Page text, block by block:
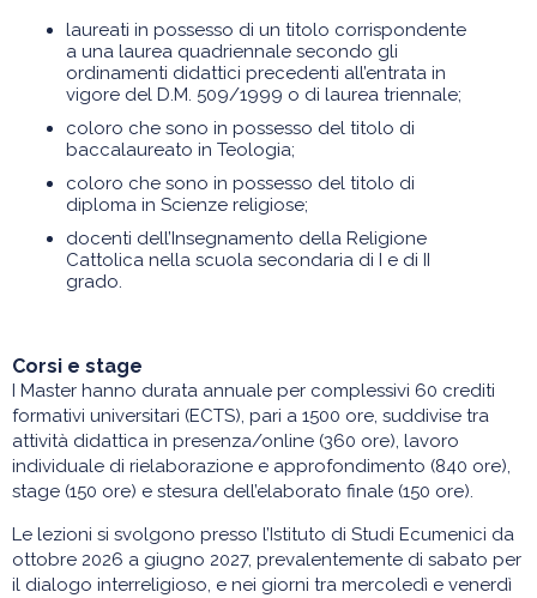
laureati in possesso di un titolo corrispondente
a una laurea quadriennale secondo gli
ordinamenti didattici precedenti all’entrata in
vigore del D.M. 509/1999 o di laurea triennale;
coloro che sono in possesso del titolo di
baccalaureato in Teologia;
coloro che sono in possesso del titolo di
diploma in Scienze religiose;
docenti dell’Insegnamento della Religione
Cattolica nella scuola secondaria di I e di II
grado.
Corsi e stage
I Master hanno durata annuale per complessivi 60 crediti
formativi universitari (ECTS), pari a 1500 ore, suddivise tra
attività didattica in presenza/online (360 ore), lavoro
individuale di rielaborazione e approfondimento (840 ore),
stage (150 ore) e stesura dell’elaborato finale (150 ore).
Le lezioni si svolgono presso l’Istituto di Studi Ecumenici da
ottobre 2026 a giugno 2027, prevalentemente di sabato per
il dialogo interreligioso, e nei giorni tra mercoledì e venerdì